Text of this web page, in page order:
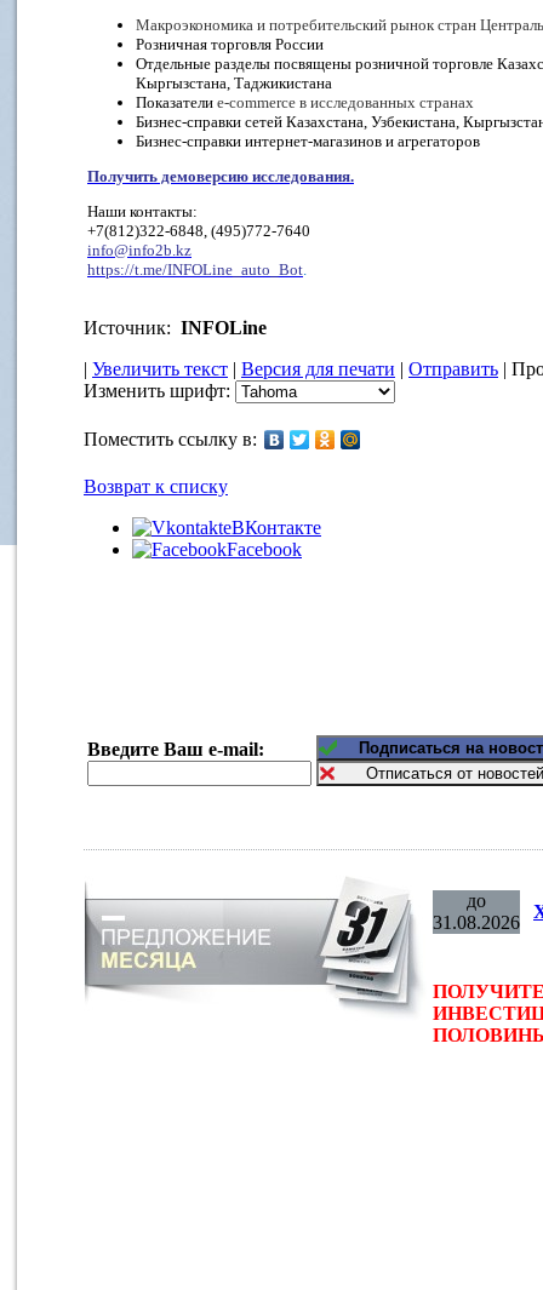
Макроэкономика и потребительский рынок стран
Розничная торговля России
Отдельные разделы посвящены розничной торговле
Кыргызстана, Таджикистана
Показатели e-commerce в исследованных странах
Бизнес-справки сетей Казахстана, Узбекистана,
Бизнес-справки интернет-магазинов и агрегаторов
Получить демоверсию исследования.
Наши контакты:
+7(812)322-6848, (495)772-7640
info@info2b.kz
https://t.me/INFOLine_auto_Bot.
Источник: INFOLine
| Увеличить текст | Версия для печати | Отправить |
Изменить шрифт:
Поместить ссылку в:
Возврат к списку
ВКонтакте
Facebook
Введите Ваш e-mail:
до
31.08.2026
ПОЛОВИНЫ